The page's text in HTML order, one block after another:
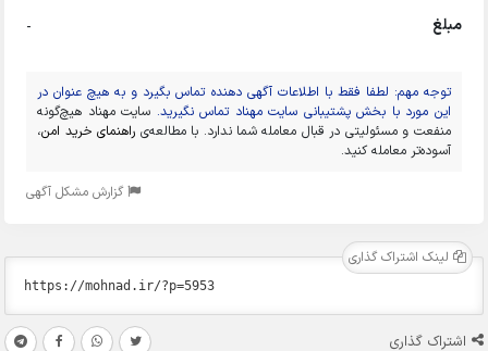
مبلغ -
توجه مهم: لطفا فقط با اطلاعات آگهی دهنده تماس بگیرد و به هیچ عنوان در
این مورد با بخش پشتیبانی سایت مهناد تماس نگیرید. سایت مهناد هیچ‌گونه
منفعت و مسئولیتی در قبال معامله شما ندارد. با مطالعه‌ی راهنمای خرید امن،
آسوده‌تر معامله کنید.
گزارش مشکل آگهی
لینک اشتراک گذاری
اشتراک گذاری